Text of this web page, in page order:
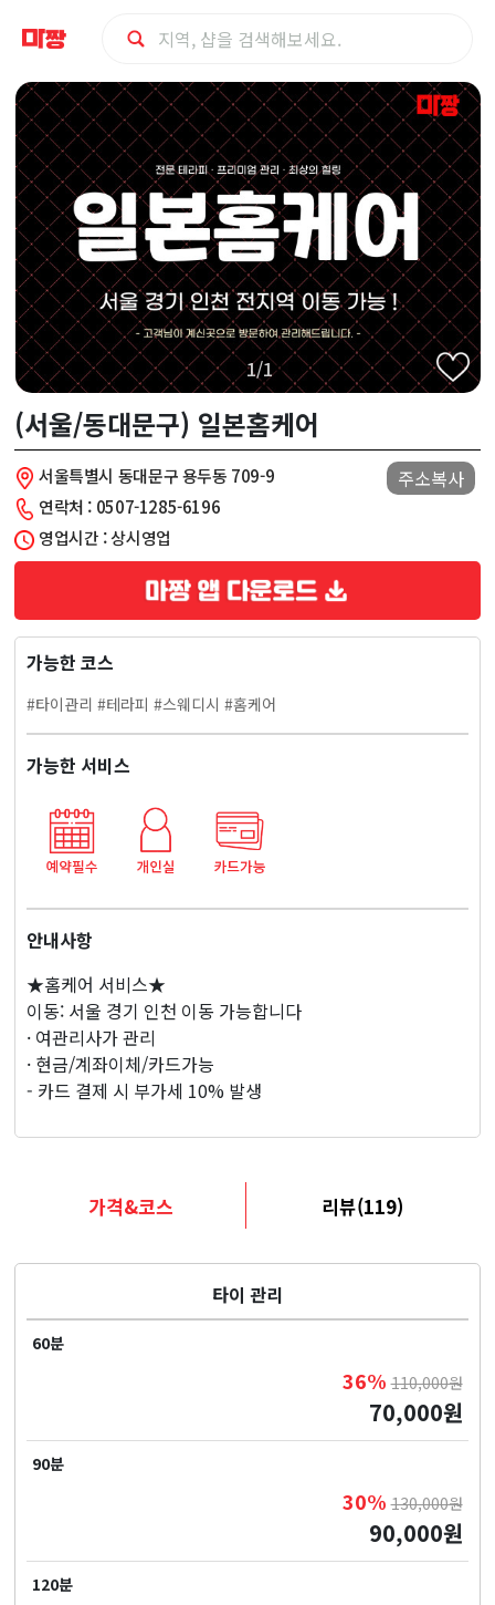
동
대
문
구
(서
울/
동
대
문
구)
일
본
홈
케
마
사
지
1/1
(서울/동대문구) 일본홈케어
서울특별시 동대문구 용두동 709-9 주소복사
연락처 : 0507-1285-6196
영업시간 : 상시영업
가능한 코스
#타이관리 #테라피 #스웨디시 #홈케어
가능한 서비스
안내사항
★홈케어 서비스★
이동: 서울 경기 인천 이동 가능합니다
· 여관리사가 관리
· 현금/계좌이체/카드가능
- 카드 결제 시 부가세 10% 발생
가격&코스 리뷰(119)
타이 관리
60분
36% 110,000원
70,000원
90분
30% 130,000원
90,000원
120분